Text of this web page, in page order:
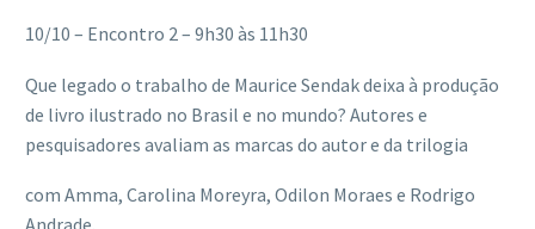
10/10 – Encontro 2 – 9h30 às 11h30
Que legado o trabalho de Maurice Sendak deixa à produção
de livro ilustrado no Brasil e no mundo? Autores e
pesquisadores avaliam as marcas do autor e da trilogia
com Amma, Carolina Moreyra, Odilon Moraes e Rodrigo